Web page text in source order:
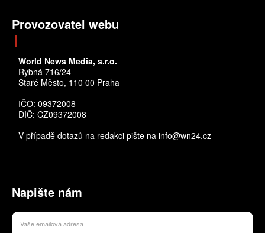
Provozovatel webu
World News Media, s.r.o.
Rybná 716/24
Staré Město, 110 00 Praha
IČO: 09372008
DIČ: CZ09372008
V případě dotazů na redakci pište na info@wn24.cz
Napište nám